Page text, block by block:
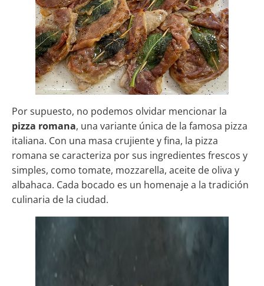
Por supuesto, no podemos olvidar mencionar la
pizza romana, una variante única de la famosa pizza
italiana. Con una masa crujiente y fina, la pizza
romana se caracteriza por sus ingredientes frescos y
simples, como tomate, mozzarella, aceite de oliva y
albahaca. Cada bocado es un homenaje a la tradición
culinaria de la ciudad.